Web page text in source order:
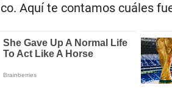
Aquí te contamos cuáles